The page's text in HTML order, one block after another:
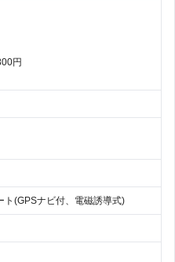
円
ト(GPSナビ付、電磁誘導式)